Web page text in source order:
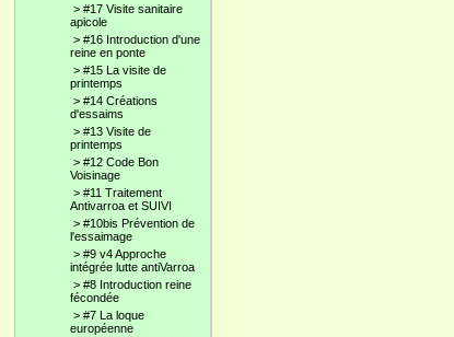
> #17 Visite sanitaire
apicole
> #16 Introduction d'une
reine en ponte
> #15 La visite de
printemps
> #14 Créations
d'essaims
> #13 Visite de
printemps
> #12 Code Bon
Voisinage
> #11 Traitement
Antivarroa et SUIVI
> #10bis Prévention de
l'essaimage
> #9 v4 Approche
intégrée lutte antiVarroa
> #8 Introduction reine
fécondée
> #7 La loque
européenne